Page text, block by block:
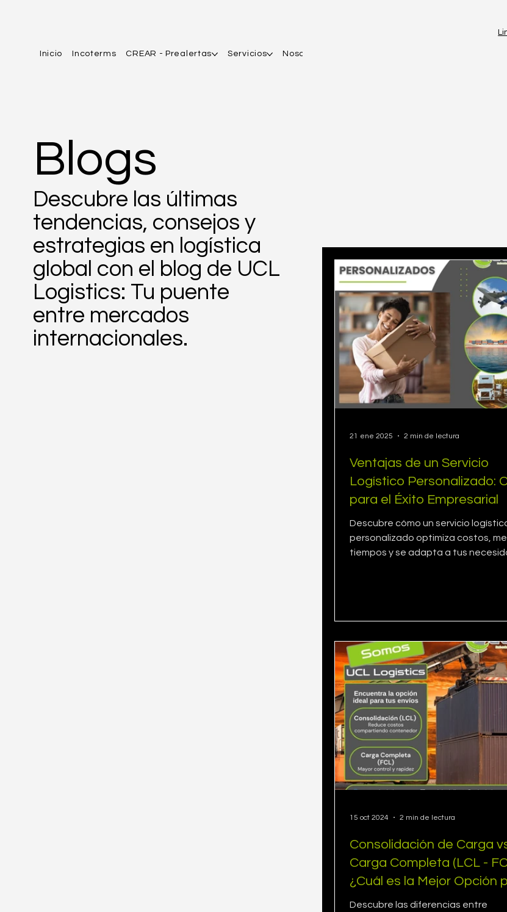
Inicio Incoterms CREAR - Prealertas Servicios Nosotros
Blogs
Descubre las últimas
tendencias, consejos y
estrategias en logística
global con el blog de UCL
Logistics: Tu puente
entre mercados
internacionales.
Ventajas de un Servicio
Logístico Personalizado:
para el Éxito Empresarial
Descubre cómo un servicio
personalizado optimiza costos,
tiempos y se adapta a tus
21 ene 2025 2 min de lectura
Consolidación de Carga
Carga Completa (LCL -
¿Cuál es la Mejor Opción
Empresa?
Descubre las diferencias entre
15 oct 2024 2 min de lectura